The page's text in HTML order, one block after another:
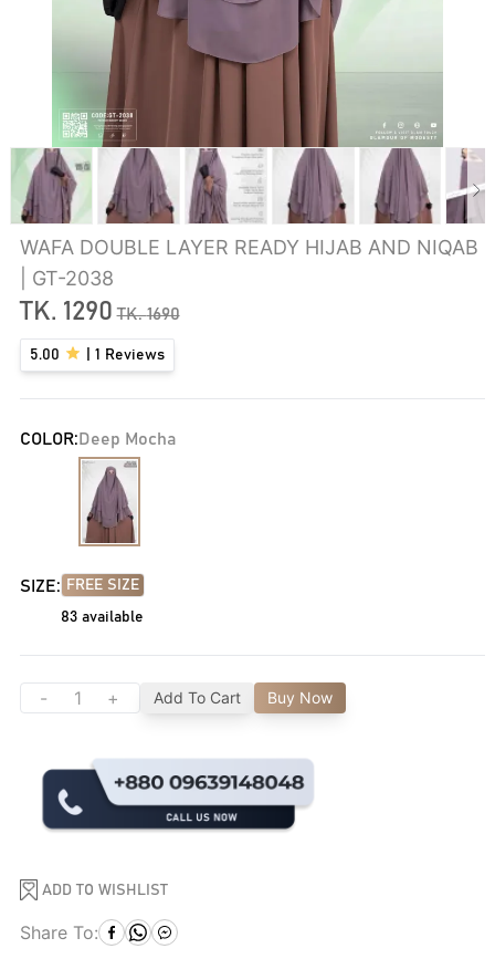
WAFA DOUBLE LAYER READY HIJAB AND NIQAB
| GT-2038
TK. 1290 TK.1690
5.00 1 Reviews
COLOR: Deep Mocha
SIZE: FREE SIZE
83 available
- + Add To Cart Buy Now
ADD TO WISHLIST
Share To: